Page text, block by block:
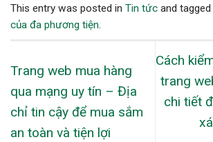
This entry was posted in Tin tức and tagged
của đa phương tiện.
Trang web mua hàng
qua mạng uy tín – Địa
chỉ tin cậy để mua sắm
an toàn và tiện lợi
Cách
trang
chi tiết